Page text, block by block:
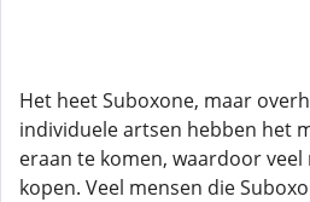
Het heet Suboxone, maar
individuele artsen hebben het
eraan te komen, waardoor veel
kopen. Veel mensen die